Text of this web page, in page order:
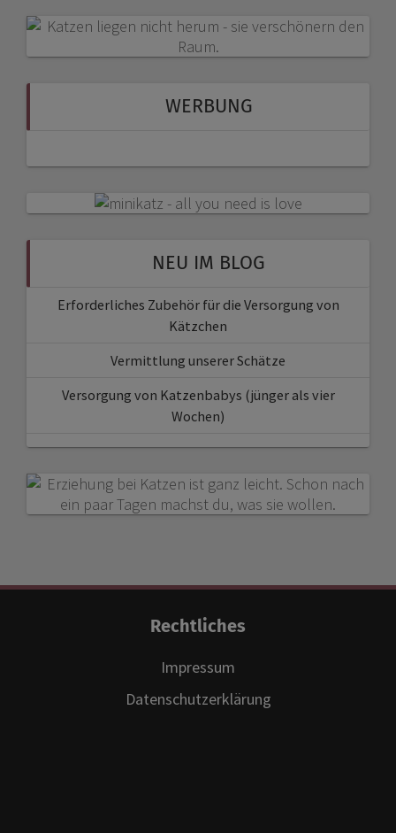
WERBUNG
NEU IM BLOG
Erforderliches Zubehör für die Versorgung von
Kätzchen
Vermittlung unserer Schätze
Versorgung von Katzenbabys (jünger als vier
Wochen)
Rechtliches
Impressum
Datenschutzerklärung